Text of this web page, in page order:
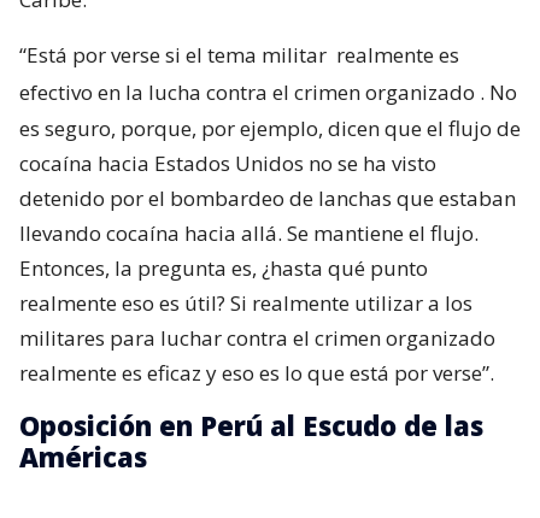
“Está por verse si el tema militar realmente es
efectivo en la lucha contra el crimen organizado . No
es seguro, porque, por ejemplo, dicen que el flujo de
cocaína hacia Estados Unidos no se ha visto
detenido por el bombardeo de lanchas que estaban
llevando cocaína hacia allá. Se mantiene el flujo.
Entonces, la pregunta es, ¿hasta qué punto
realmente eso es útil? Si realmente utilizar a los
militares para luchar contra el crimen organizado
realmente es eficaz y eso es lo que está por verse”.
Oposición en Perú al Escudo de las
Américas